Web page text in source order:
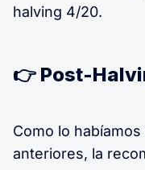
halving 4/20.
👉 Post-
Como lo
anteriores, la